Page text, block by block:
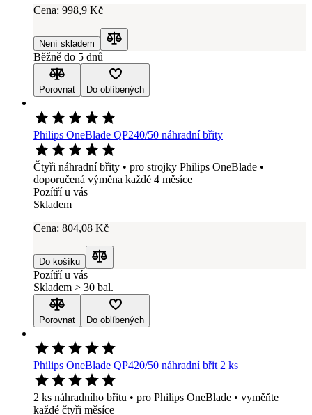
Cena: 998,9 Kč
Není skladem
Porovnat
Běžně do 5 dnů
Porovnat Do oblíbených
Philips OneBlade QP240/50 náhradní břity
Čtyři náhradní břity • pro strojky Philips OneBlade •
doporučená výměna každé 4 měsíce
Pozítří u vás
Skladem
Cena: 804,08 Kč
Do košíku
Porovnat
Pozítří u vás
Skladem > 30 bal.
Porovnat Do oblíbených
Philips OneBlade QP420/50 náhradní břit 2 ks
2 ks náhradního břitu • pro Philips OneBlade • vyměňte
každé čtyři měsíce